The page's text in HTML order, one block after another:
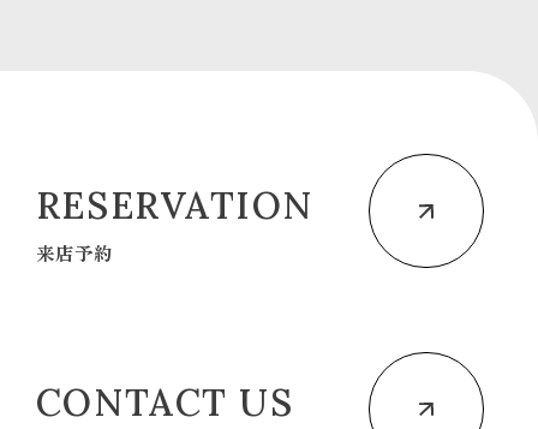
RESERVATION
来店予約
CONTACT US